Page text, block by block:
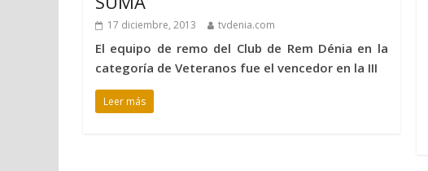
17 diciembre, 2013 tvdenia.com
El equipo de remo del Club de Rem Dénia en la
categoría de Veteranos fue el vencedor en la III
Leer más